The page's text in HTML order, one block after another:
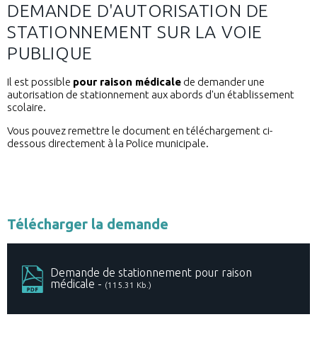
DEMANDE D'AUTORISATION DE
STATIONNEMENT SUR LA VOIE
PUBLIQUE
Il est possible pour raison médicale de demander une
autorisation de stationnement aux abords d'un établissement
scolaire.
Vous pouvez remettre le document en téléchargement ci-
dessous directement à la Police municipale.
Télécharger la demande
Demande de stationnement pour raison
médicale - (115.31 Kb.)